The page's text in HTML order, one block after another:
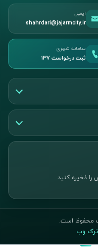
ایمیل
shahrdari@jajarmcity.ir
سامانه شهری
ثبت درخواست ۱۳۷
را ذخیره کنید
محفوظ است.
وب